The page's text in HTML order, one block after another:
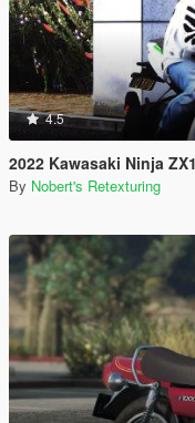
4.5
2022 Kawasaki Ninja
By Nobert's Retexturing